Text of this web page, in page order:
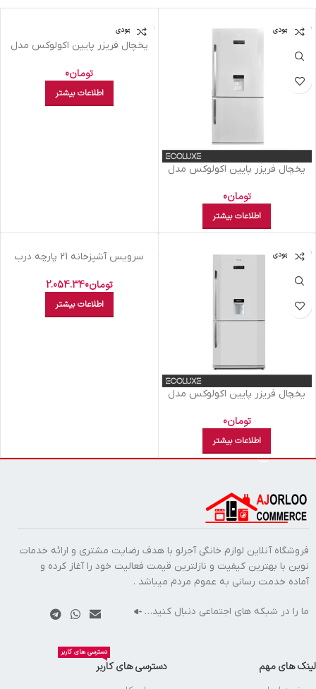
اتمام موجودی
يخچال فريزر پايين اکولوکس مدل
تومان0
اطلاعات بیشتر
اتمام موجودی
يخچال فريزر پايين اکولوکس مدل
تومان0
اطلاعات بیشتر
اتمام موجودی
يخچال فريزر پايين اکولوکس مدل
تومان0
اطلاعات بیشتر
اتمام موجودی
سرويس آشپزخانه 21 پارچه درب
تومان2.054.340
اطلاعات بیشتر
فروشگاه آنلاین لوازم خانگی آجرلو با هدف رضایت مشتری و ارائه خدمات
نوین با بهترین کیفیت و نازلترین قیمت فعالیت خود را آغاز کرده و
آماده خدمت رسانی به عموم مردم میباشد .
ما را در شبکه های اجتماعی دنبال کنید…
لینک های مهم
دسترسی های کاربر
دسترسی های کاربر